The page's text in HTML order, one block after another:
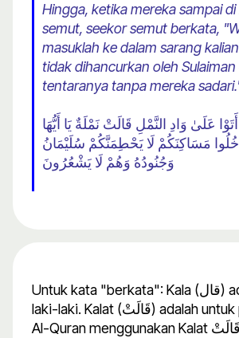
Hingga, ketika mereka sampai
semut, seekor semut berkata,
masuklah ke dalam sarang
tidak dihancurkan oleh Sulaiman
tentaranya tanpa mereka
أَتَوْا عَلَىٰ وَادِ النَّمْلِ قَالَتْ نَمْلَةٌ يَا أَيُّهَا
مَسَاكِنَكُمْ لَا يَحْطِمَنَّكُمْ سُلَيْمَانُ
وَجُنُودُهُ وَهُمْ لَا يَشْعُرُونَ
Untuk kata "berkata": Kala (قال) adalah untuk
laki-laki. Kalat (قَالَتْ) adalah untuk perempuan.
Al-Quran menggunakan Kalat قَالَتْ